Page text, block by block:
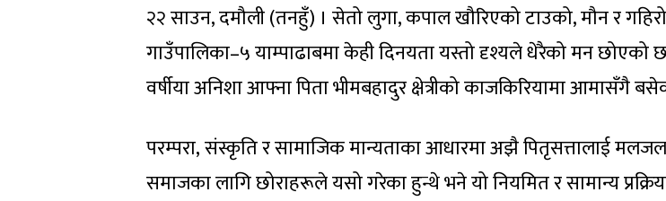
२२ साउन, दमौली (तनहुँ) । सेतो लुगा, कपाल खौरिएको टाउको, मौन र
गाउँपालिका–५ याम्पाढाबमा केही दिनयता यस्तो दृश्यले धेरैको मन छोएको छ
वर्षीया अनिशा आफ्ना पिता भीमबहादुर क्षेत्रीको काजकिरियामा आमासँगै
परम्परा, संस्कृति र सामाजिक मान्यताका आधारमा अझै पितृसत्तालाई
समाजका लागि छोराहरूले यसो गरेका हुन्थे भने यो नियमित र सामान्य